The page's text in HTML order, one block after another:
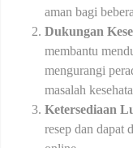
aman bagi
Dukungan
membantu
mengurangi
masalah
Ketersediaan
resep dan dapat